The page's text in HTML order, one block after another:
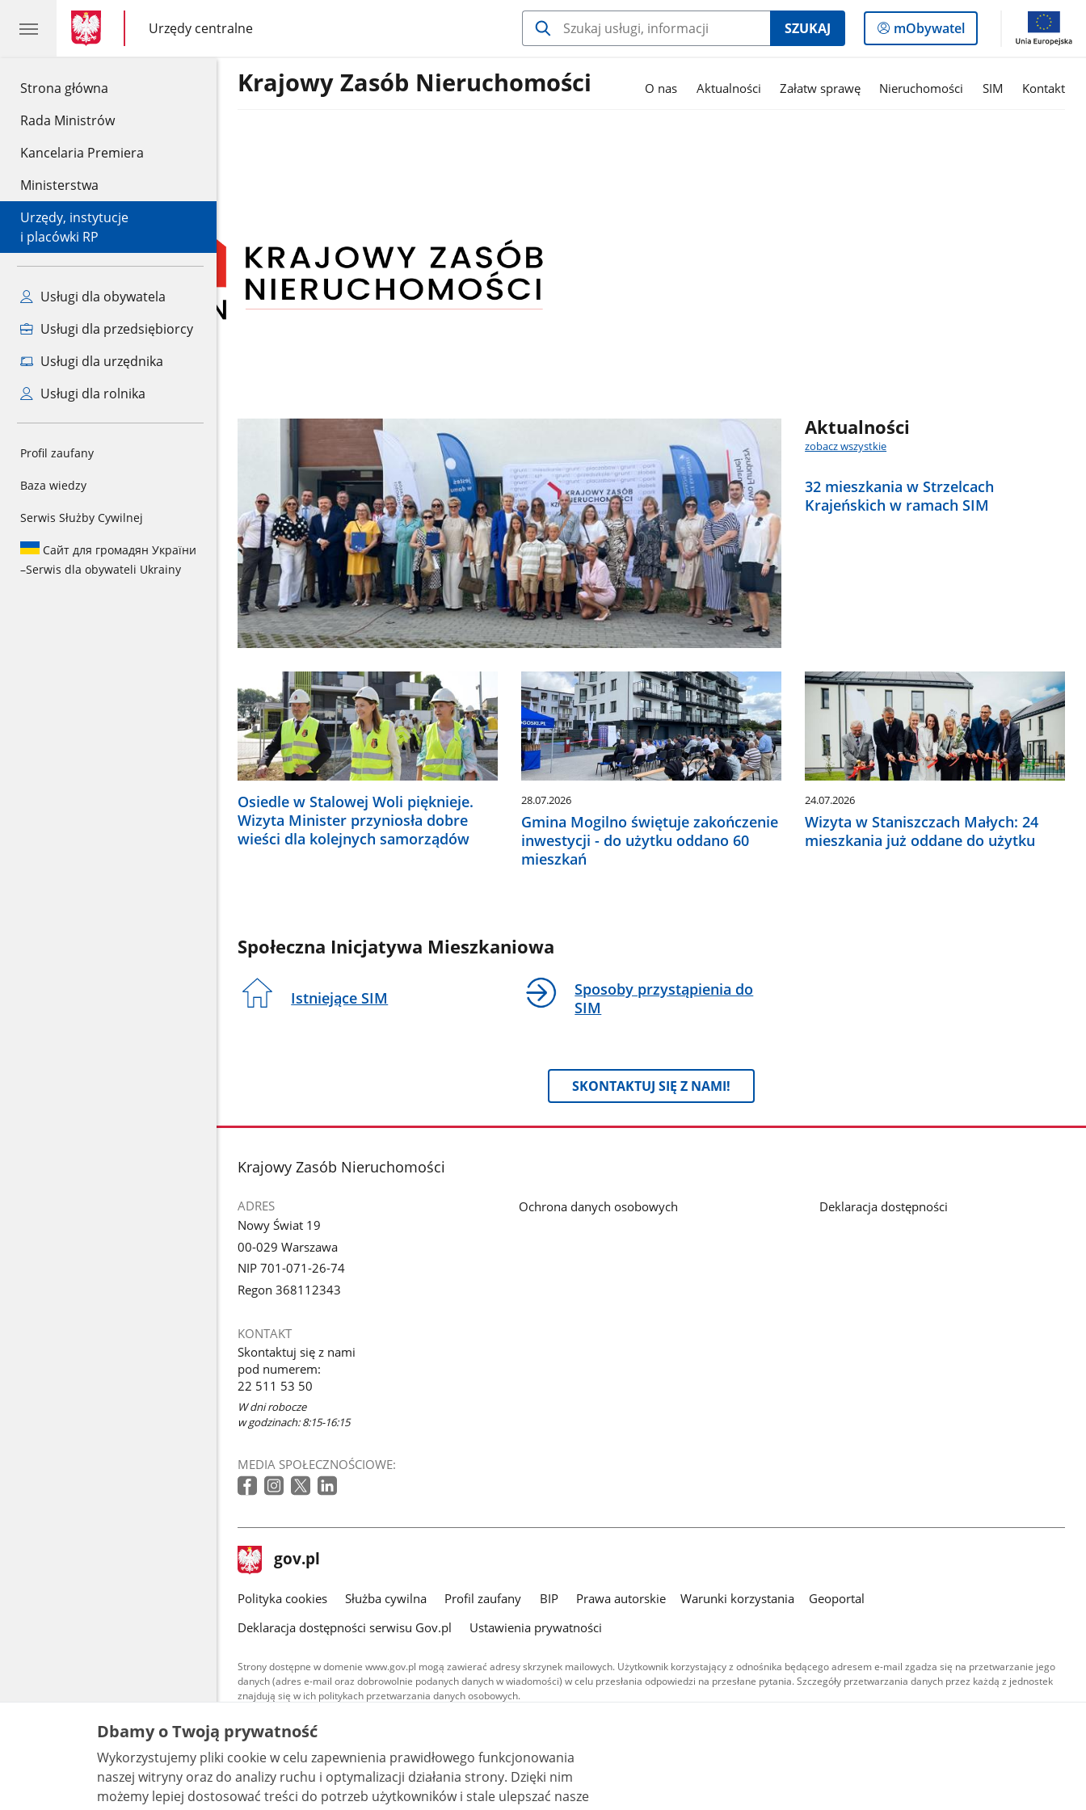
Strona główna
Rada Ministrów
Kancelaria Premiera
Ministerstwa
Urzędy, instytucje
i placówki RP
Usługi dla obywatela
Usługi dla przedsiębiorcy
Usługi dla urzędnika
Usługi dla rolnika
Profil zaufany
Baza wiedzy
Serwis Służby Cywilnej
Сайт для громадян України
–Serwis dla obywateli Ukrainy
gov.pl
gov.pl
Urzędy centralne
gov.pl
Urzędy
centralne
SZUKAJ
Logowanie
do
mObywatel
Krajowy Zasób Nieruchomości O nas Aktualności Załatw sprawę Nieruchomości SIM Kontakt
Aktualności
zobacz wszystkie
32 mieszkania w Strzelcach
Krajeńskich w ramach SIM
Osiedle w Stalowej Woli pięknieje.
Wizyta Minister przyniosła dobre
wieści dla kolejnych samorządów
28.07.2026
Gmina Mogilno świętuje zakończenie
inwestycji - do użytku oddano 60
mieszkań
24.07.2026
Wizyta w Staniszczach Małych: 24
mieszkania już oddane do użytku
Społeczna Inicjatywa Mieszkaniowa
Istniejące SIM
Sposoby przystąpienia do
SIM
SKONTAKTUJ SIĘ Z NAMI!
stopka
Krajowy Zasób Nieruchomości
ADRES
Nowy Świat 19
00-029 Warszawa
NIP 701-071-26-74
Regon 368112343
KONTAKT
Skontaktuj się z nami
pod numerem:
22 511 53 50
W dni robocze
w godzinach: 8:15-16:15
MEDIA SPOŁECZNOŚCIOWE:
Ochrona danych osobowych Deklaracja dostępności
stopka
gov.pl Strona
gov.pl
gov.pl
Polityka cookies Służba cywilna Profil zaufany BIP Prawa autorskie Warunki korzystania
Geoportal
Deklaracja dostępności serwisu Gov.pl
Ustawienia prywatności
Strony dostępne w domenie www.gov.pl mogą zawierać adresy skrzynek mailowych. Użytkownik korzystający z odnośnika będącego adresem e-mail zgadza się na przetwarzanie jego
danych (adres e-mail oraz dobrowolnie podanych danych w wiadomości) w celu przesłania odpowiedzi na przesłane pytania. Szczegóły przetwarzania danych przez każdą z jednostek
znajdują się w ich politykach przetwarzania danych osobowych.
Treści tekstowe publikowane w serwisie (z wyłączeniem treści audiowizualnych), są
udostępniane na licencji typu Creative Commons: uznanie autorstwa - na tych samych
warunkach 4.0 (CC BY-SA 4.0). Materiały audiowizualne, w tym zdjęcia, materiały audio i wideo,
są udostępniane na licencji typu Creative Commons: uznanie autorstwa użycie niekomercyjne -
bez utworów zależnych 4.0 (CC BY-NC-ND 4.0), o ile nie jest to stwierdzone inaczej.
Dbamy o Twoją prywatność
Wykorzystujemy pliki cookie w celu zapewnienia prawidłowego funkcjonowania
naszej witryny oraz do analizy ruchu i optymalizacji działania strony. Dzięki nim
możemy lepiej dostosować treści do potrzeb użytkowników i stale ulepszać nasze